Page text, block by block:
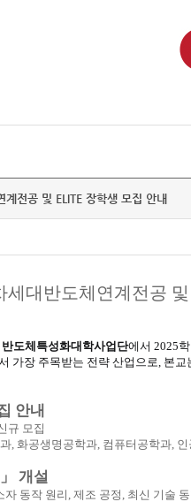
전공 및 ELITE 장학생 모집 안내
세대반도체연계전공
반도체특성화대학사업단에서 2025
가장 주목받는 전략 산업으로, 본교
안내
규 모집
, 화공생명공학과, 컴퓨터공학과,
」 개설
자 동작 원리 , 제조 공정 , 최신 기술